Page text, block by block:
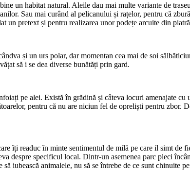
un habitat natural. Aleile dau mai multe variante de
Sau mai curând al pelicanului și rațelor, pentru că
un pretext și pentru realizarea unor podețe arcuite din
și un urs polar, dar momentan cea mai de soi
să i se dea diverse bunătăți prin gard.
pe alei. Există în grădină și câteva locuri amenajate cu
pentru că nu are niciun fel de opreliști pentru zbor.
îți readuc în minte sentimentul de milă pe care il simt de
despre specificul local. Dintr-un asemenea parc pleci
iubească animalele, nu să se întrebe de ce sunt chinuite